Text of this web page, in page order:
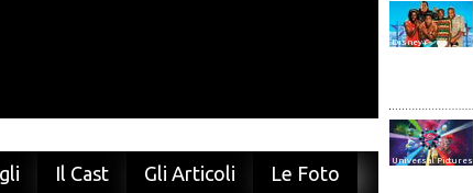
Il Cast Gli Articoli Le Foto
Disney+
Universal Pictures